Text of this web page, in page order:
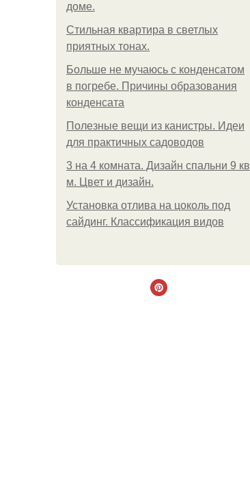
доме.
Стильная квартира в светлых
приятных тонах.
Больше не мучаюсь с конденсатом
в погребе. Причины образования
конденсата
Полезные вещи из канистры. Идеи
для практичных садоводов
3 на 4 комната. Дизайн спальни 9 кв
м. Цвет и дизайн.
Установка отлива на цоколь под
сайдинг. Классификация видов